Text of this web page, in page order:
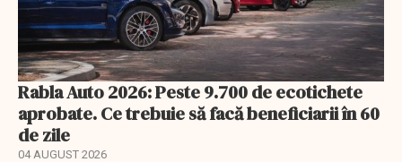
Rabla Auto 2026: Peste 9.700 de ecotichete
aprobate. Ce trebuie să facă beneficiarii în 60
de zile
04 AUGUST 2026